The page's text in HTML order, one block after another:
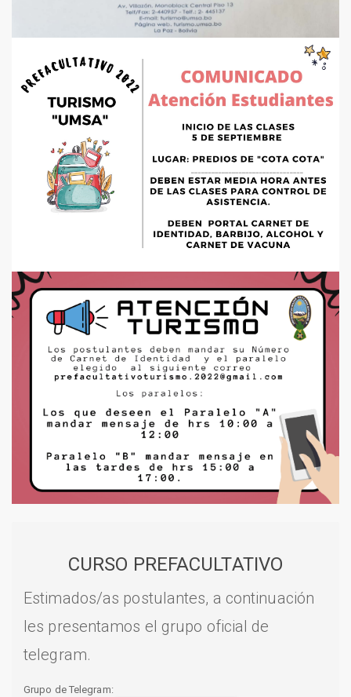
CURSO PREFACULTATIVO
Estimados/as postulantes, a continuación
les presentamos el grupo oficial de
telegram.
Grupo de Telegram: